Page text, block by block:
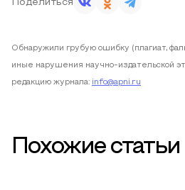
Поделиться
Обнаружили грубую ошибку (плагиат,
иные нарушения научно-издательской
редакцию журнала: info@apni.ru
Похожие статьи